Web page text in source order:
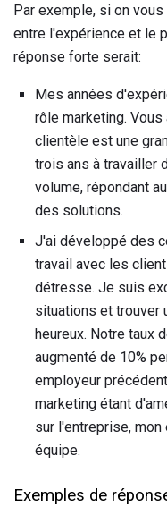
Par exemple, si on
entre l'expérience et le
réponse forte serait:
Mes années
rôle marketing.
clientèle est une
trois ans à travailler
volume, répondant
des solutions.
J'ai développé des
travail avec les
détresse. Je suis
situations et trouver
heureux. Notre taux
augmenté de 10%
employeur
marketing étant
sur l'entreprise,
équipe.
Exemples de